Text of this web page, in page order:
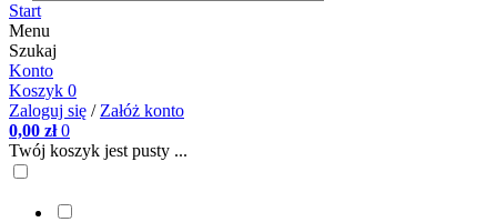
Start
Menu
Szukaj
Konto
Koszyk 0
Zaloguj się / Załóż konto
0,00 zł 0
Twój koszyk jest pusty ...